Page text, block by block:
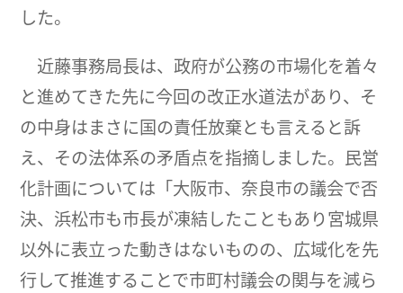
した。
近藤事務局長は、政府が公務の市場化を着々
と進めてきた先に今回の改正水道法があり、そ
の中身はまさに国の責任放棄とも言えると訴
え、その法体系の矛盾点を指摘しました。民営
化計画については「大阪市、奈良市の議会で否
決、浜松市も市長が凍結したこともあり宮城県
以外に表立った動きはないものの、広域化を先
行して推進することで市町村議会の関与を減ら